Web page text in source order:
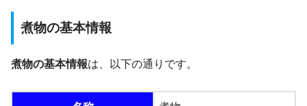
煮物の基本情報
煮物の基本情報は、以下の通りです。